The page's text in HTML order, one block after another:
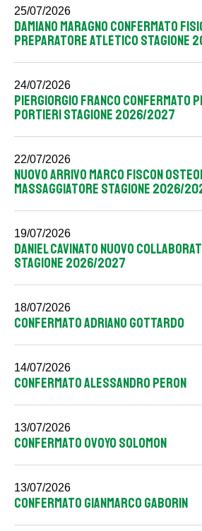
25/07/2026
DAMIANO MARAGNO CONFERMATO
PREPARATORE ATLETICO
24/07/2026
PIERGIORGIO FRANCO CONFERMATO
PORTIERI STAGIONE 2026/2027
22/07/2026
NUOVO ARRIVO MARCO FISCON
MASSAGGIATORE STAGIONE 2026/
19/07/2026
DANIEL CAVINATO NUOVO
STAGIONE 2026/2027
18/07/2026
CONFERMATO ADRIANO GOTTARDO
14/07/2026
CONFERMATO ALESSANDRO PERON
13/07/2026
CONFERMATO OVOYO SOLOMON
13/07/2026
CONFERMATO GIANMARCO GABORIN